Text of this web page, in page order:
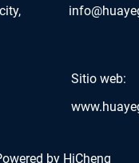
Sitio web:
by HiCheng